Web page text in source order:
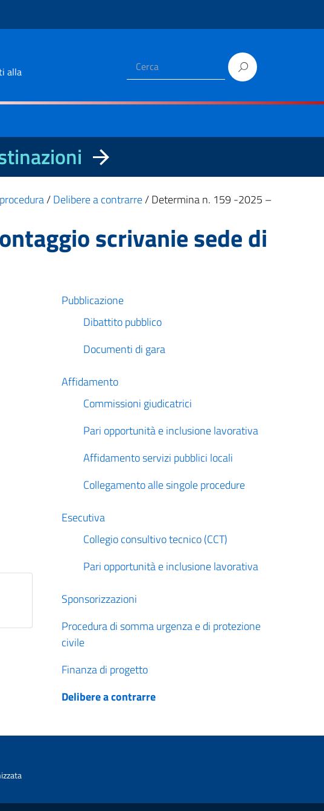
alla
/Delibere a contrarre/Determina n. 159 -2025 –
scrivanie sede di
Pubblicazione
Dibattito pubblico
Documenti di gara
Affidamento
Commissioni giudicatrici
Pari opportunità e inclusione lavorativa
Affidamento servizi pubblici locali
Collegamento alle singole procedure
Esecutiva
Collegio consultivo tecnico (CCT)
Pari opportunità e inclusione lavorativa
Sponsorizzazioni
Procedura di somma urgenza e di protezione
civile
Finanza di progetto
Delibere a contrarre